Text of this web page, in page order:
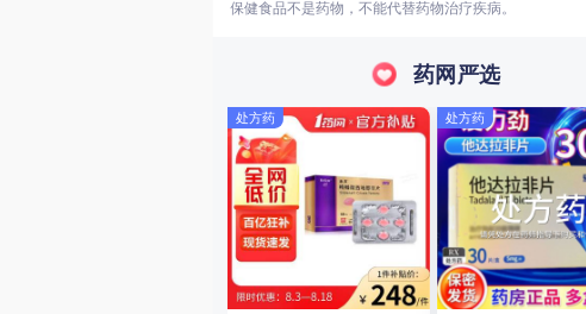
保健食品不是药物，不能代替药物治疗疾病。
药网严选
处方药 处方药